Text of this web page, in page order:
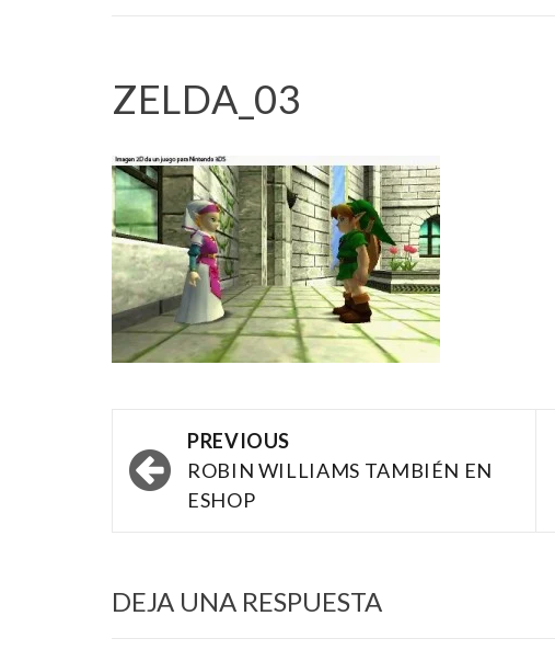
ZELDA_03
navigation
PREVIOUS
ROBIN WILLIAMS TAMBIÉN EN
ESHOP
DEJA UNA RESPUESTA